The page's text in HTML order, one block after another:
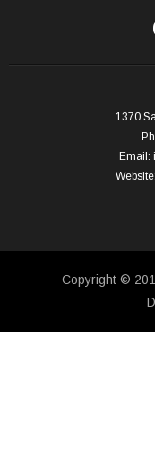
1370
Email:
Website:
Copyright ©